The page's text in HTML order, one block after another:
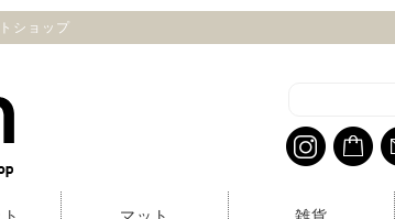
ショップ